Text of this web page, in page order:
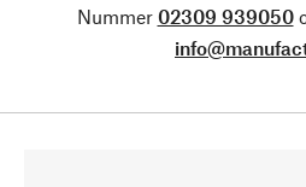
Nummer 02309 939050